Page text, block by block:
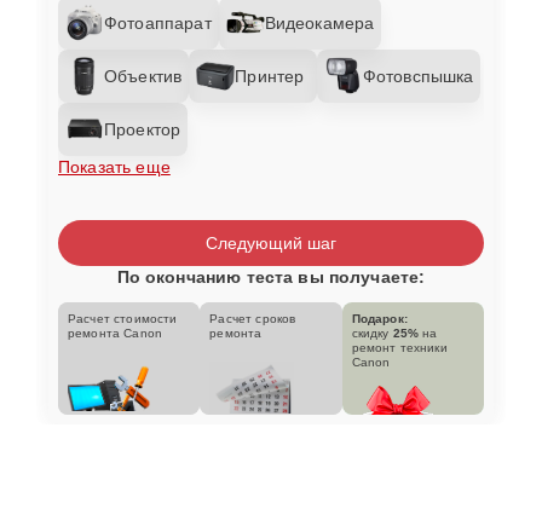
Фотоаппарат Видеокамера
Объектив Принтер Фотовспышка
Проектор
Показать еще
Следующий шаг
По окончанию теста вы получаете:
Расчет стоимости
ремонта Canon
Расчет сроков
ремонта
Подарок:
скидку 25% на
ремонт техники
Canon